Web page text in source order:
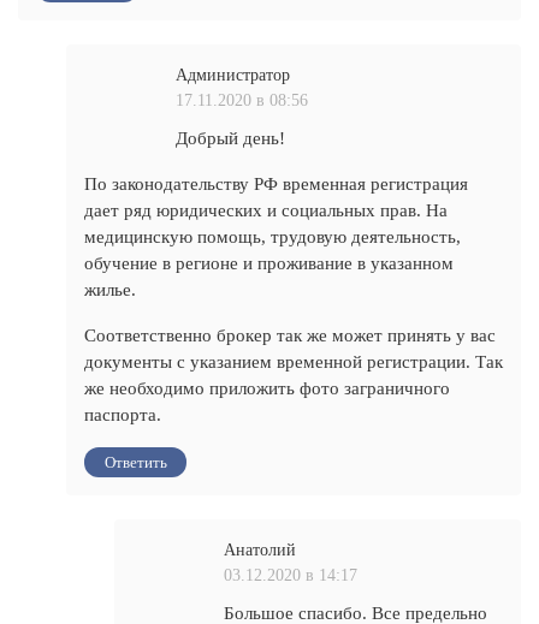
Администратор
17.11.2020 в 08:56
Добрый день!
По законодательству РФ временная регистрация
дает ряд юридических и социальных прав. На
медицинскую помощь, трудовую деятельность,
обучение в регионе и проживание в указанном
жилье.
Соответственно брокер так же может принять у вас
документы с указанием временной регистрации. Так
же необходимо приложить фото заграничного
паспорта.
Ответить
Анатолий
03.12.2020 в 14:17
Большое спасибо. Все предельно